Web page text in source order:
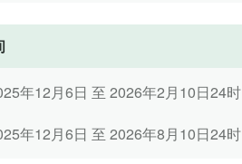
年12月6日 至 2026年2月10日24时
年12月6日 至 2026年8月10日24时